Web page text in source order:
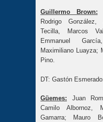
Guillermo Brown:
Rodrigo González,
Tecilla, Marcos
Emmanuel
Maximiliano Luayza;
Pino.
DT: Gastón Esmerado.
Güemes: Juan
Camilo Albornoz,
Gamarra; Mauro